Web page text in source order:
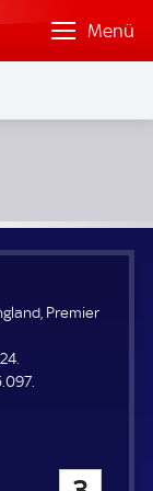
Menü
Premier